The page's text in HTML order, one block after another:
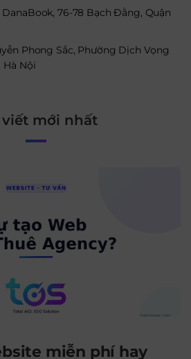
76-78 Bạch Đằng, Quận
Phong Sắc, Phường Dịch Vọng
Hà Nội
viết mới nhất
miễn phí hay